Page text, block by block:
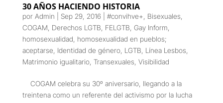
30 AÑOS HACIENDO HISTORIA
por Admin Sep 29, 2016| #convihve+ Bisexuales
COGAM Derechos LGTB FELGTB Gay Inform
homosexualidad homosexualidad en pueblos;
aceptarse Identidad de género, LGTB Línea Lesbos
Matrimonio igualitario, Transexuales Visibilidad
COGAM celebra su 30º aniversario, llegando a la
treintena como un referente del activismo por la lucha